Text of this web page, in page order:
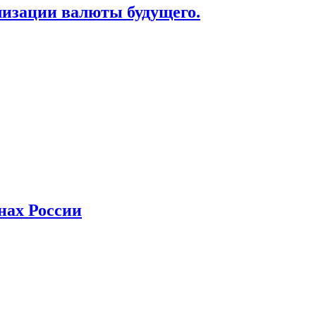
валюты будущего.
России